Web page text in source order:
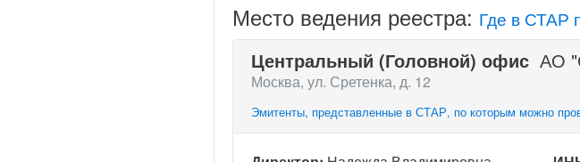
Место ведения реестра: Где в СТАР
Центральный (Головной) офис АО
Москва, ул. Сретенка, д. 12
Эмитенты, представленные в СТАР, по которым можно